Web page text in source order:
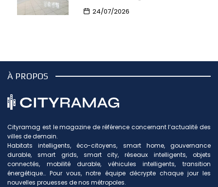
24/07/2026
À PROPOS
Cityramag est le magazine de référence concernant l’actualité des
villes de demain.
Habitats intelligents, éco-citoyens, smart home, gouvernance
durable, smart grids, smart city, réseaux intelligents, objets
connectés, mobilité durable, véhicules intelligents, transition
énergétique… Pour vous, notre équipe décrypte chaque jour les
nouvelles prouesses de nos métropoles.